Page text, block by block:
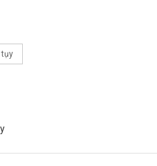
sử dụng để phòng tránh các
theo hướng dẫn của bác sĩ.
tụy